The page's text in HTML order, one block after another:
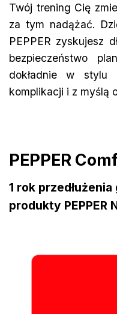
Twój trening Cię
za tym nadążać.
PEPPER zyskujesz
bezpieczeństwo
dokładnie w stylu
komplikacji i z myślą
PEPPER
1 rok
produkty PEPPER